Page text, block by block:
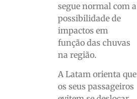
segue normal com a
possibilidade de
impactos em
função das chuvas
na região.
A Latam orienta que
os seus passageiros